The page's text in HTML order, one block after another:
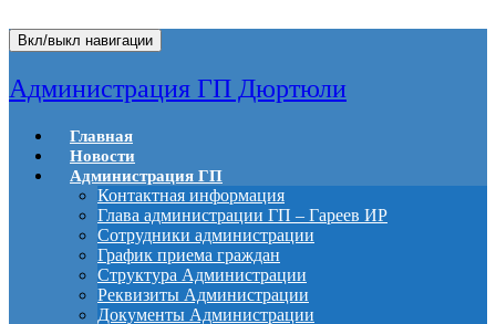
Вкл/выкл навигации
Администрация ГП Дюртюли
Главная
Новости
Администрация ГП
Контактная информация
Глава администрации ГП – Гареев ИР
Сотрудники администрации
График приема граждан
Структура Администрации
Реквизиты Администрации
Документы Администрации